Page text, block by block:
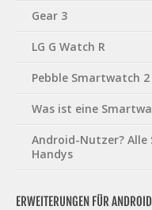
Gear 3
LG G Watch R
Pebble Smartwatch 2
Was ist eine
Android-Nutzer?
Handys
ERWEITERUNGEN FÜR